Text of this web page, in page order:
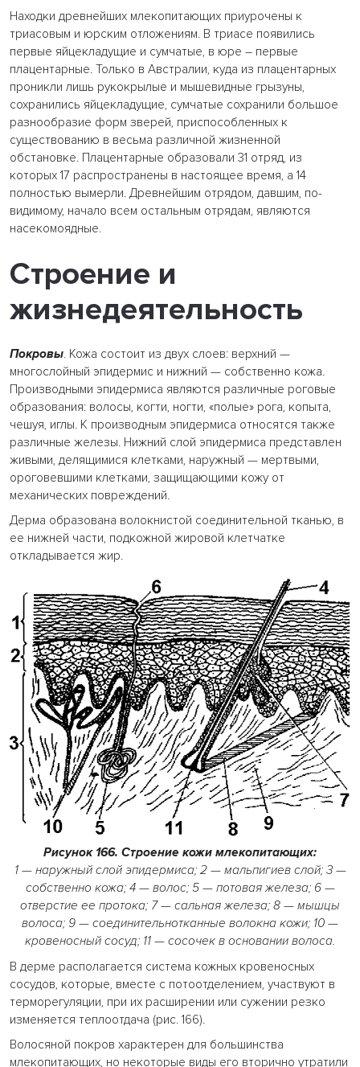
Находки древнейших млекопитающих приурочены к
триасовым и юрским отложениям. В триасе появились
первые яйцекладущие и сумчатые, в юре – первые
плацентарные. Только в Австралии, куда из плацентарных
проникли лишь рукокрылые и мышевидные грызуны,
сохранились яйцекладущие, сумчатые сохранили большое
разнообразие форм зверей, приспособленных к
существованию в весьма различной жизненной
обстановке. Плацентарные образовали 31 отряд, из
которых 17 распространены в настоящее время, а 14
полностью вымерли. Древнейшим отрядом, давшим, по-
видимому, начало всем остальным отрядам, являются
насекомоядные.
Строение и
жизнедеятельность
Покровы. Кожа состоит из двух слоев: верхний —
многослойный эпидермис и нижний — собственно кожа.
Производными эпидермиса являются различные роговые
образования: волосы, когти, ногти, «полые» рога, копыта,
чешуя, иглы. К производным эпидермиса относятся также
различные железы. Нижний слой эпидермиса представлен
живыми, делящимися клетками, наружный — мертвыми,
ороговевшими клетками, защищающими кожу от
механических повреждений.
Дерма образована волокнистой соединительной тканью, в
ее нижней части, подкожной жировой клетчатке
откладывается жир.
Рисунок 166. Строение кожи млекопитающих:
1 — наружный слой эпидермиса; 2 — мальпигиев слой; 3 —
собственно кожа; 4 — волос; 5 — потовая железа; 6 —
отверстие ее протока; 7 — сальная железа; 8 — мышцы
волоса; 9 — соединительнотканные волокна кожи; 10 —
кровеносный сосуд; 11 — сосочек в основании волоса.
В дерме располагается система кожных кровеносных
сосудов, которые, вместе с потоотделением, участвуют в
терморегуляции, при их расширении или сужении резко
изменяется теплоотдача (рис. 166).
Волосяной покров характерен для большинства
млекопитающих, но некоторые виды его вторично утратили